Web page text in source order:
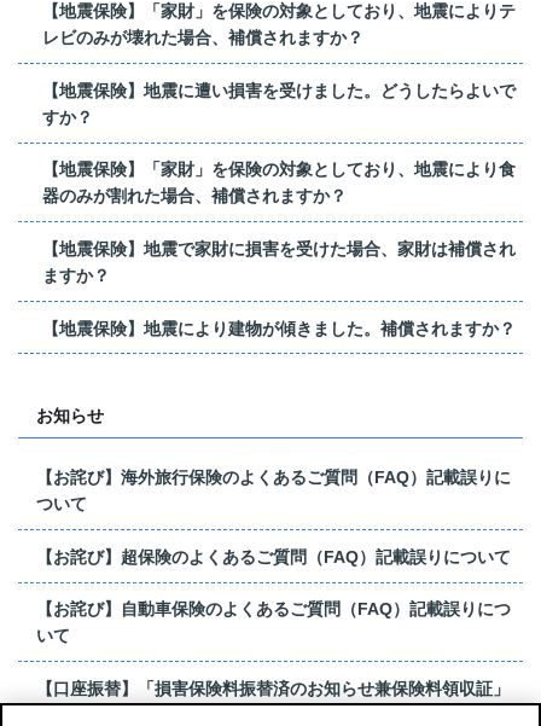
【地震保険】「家財」を保険の対象としており、地震によりテ
レビのみが壊れた場合、補償されますか？
【地震保険】地震に遭い損害を受けました。どうしたらよいで
すか？
【地震保険】「家財」を保険の対象としており、地震により食
器のみが割れた場合、補償されますか？
【地震保険】地震で家財に損害を受けた場合、家財は補償され
ますか？
【地震保険】地震により建物が傾きました。補償されますか？
お知らせ
【お詫び】海外旅行保険のよくあるご質問（FAQ）記載誤りに
ついて
【お詫び】超保険のよくあるご質問（FAQ）記載誤りについて
【お詫び】自動車保険のよくあるご質問（FAQ）記載誤りにつ
いて
【口座振替】「損害保険料振替済のお知らせ兼保険料領収証」